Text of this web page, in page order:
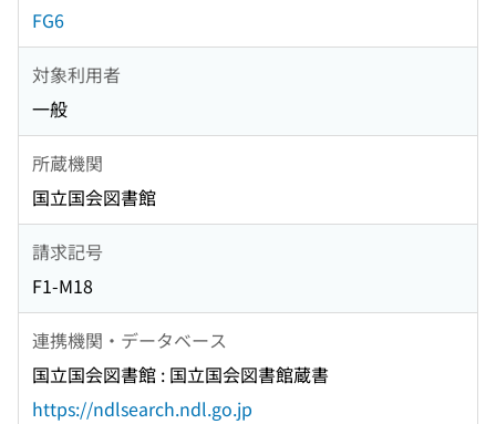
FG6
対象利用者
一般
所蔵機関
国立国会図書館
請求記号
F1-M18
連携機関・データベース
国立国会図書館 : 国立国会図書館蔵書
https://ndlsearch.ndl.go.jp